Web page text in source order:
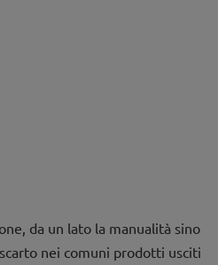
da un lato la manualità sino
nei comuni prodotti usciti